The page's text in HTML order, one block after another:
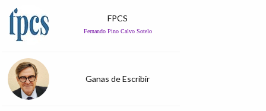
FPCS
Fernando Pino Calvo Sotelo
Ganas de Escribir